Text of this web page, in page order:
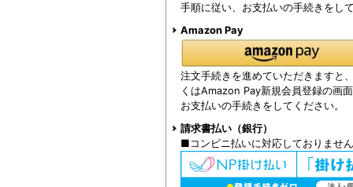
手順に従い、お支払いの手続きをし
Amazon Pay
注文手続きを進めていただきますと
くはAmazon Pay新規会員登録の画
お支払いの手続きをしてください。
請求書払い（銀行）
■コンビニ払いに対応しておりませ